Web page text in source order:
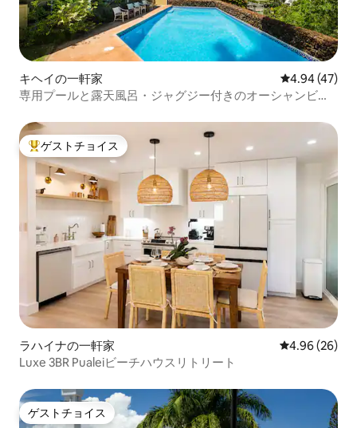
キヘイの一軒家 レビュー47
4.94 (47)
専用プールと露天風呂・ジャグジー付きのオーシャンビュ
大好評のゲストチョイスです。
ゲストチョイス
ラハイナの一軒家 レビュー26
4.96 (26)
Luxe 3BR Pualeiビーチハウスリトリート
ゲストチョイス
ゲストチョイス